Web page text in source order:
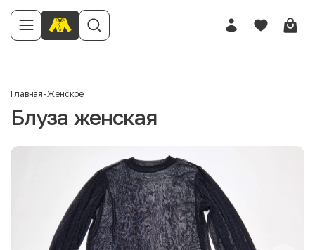
Главная-Женское
Блуза женская